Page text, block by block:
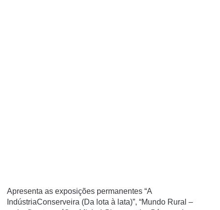
Apresenta as exposições permanentes “A
IndústriaConserveira (Da lota à lata)”, “Mundo Rural –